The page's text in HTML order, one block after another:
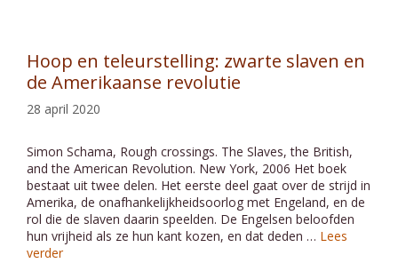
Hoop en teleurstelling: zwarte slaven en
de Amerikaanse revolutie
28 april 2020
Simon Schama, Rough crossings. The Slaves, the British,
and the American Revolution. New York, 2006 Het boek
bestaat uit twee delen. Het eerste deel gaat over de strijd in
Amerika, de onafhankelijkheidsoorlog met Engeland, en de
rol die de slaven daarin speelden. De Engelsen beloofden
hun vrijheid als ze hun kant kozen, en dat deden … Lees
verder